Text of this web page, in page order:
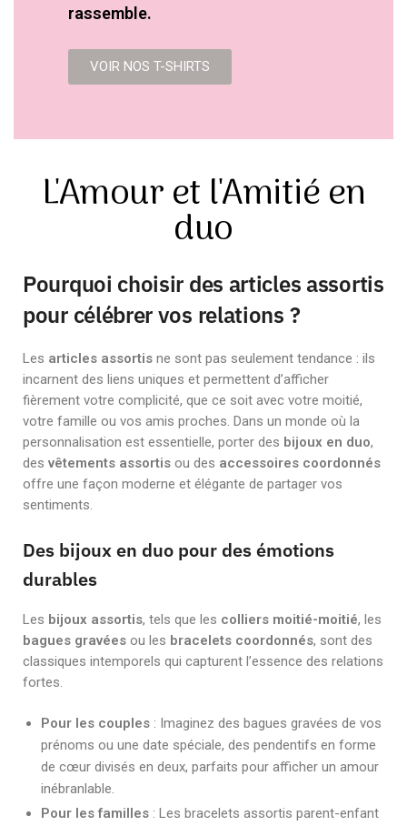
rassemble.
VOIR NOS T-SHIRTS
L'Amour et l'Amitié en
duo
Pourquoi choisir des articles assortis
pour célébrer vos relations ?
Les articles assortis ne sont pas seulement tendance : ils
incarnent des liens uniques et permettent d’afficher
fièrement votre complicité, que ce soit avec votre moitié,
votre famille ou vos amis proches. Dans un monde où la
personnalisation est essentielle, porter des bijoux en duo,
des vêtements assortis ou des accessoires coordonnés
offre une façon moderne et élégante de partager vos
sentiments.
Des bijoux en duo pour des émotions
durables
Les bijoux assortis, tels que les colliers moitié-moitié, les
bagues gravées ou les bracelets coordonnés, sont des
classiques intemporels qui capturent l’essence des relations
fortes.
Pour les couples : Imaginez des bagues gravées de vos
prénoms ou une date spéciale, des pendentifs en forme
de cœur divisés en deux, parfaits pour afficher un amour
inébranlable.
Pour les familles : Les bracelets assortis parent-enfant